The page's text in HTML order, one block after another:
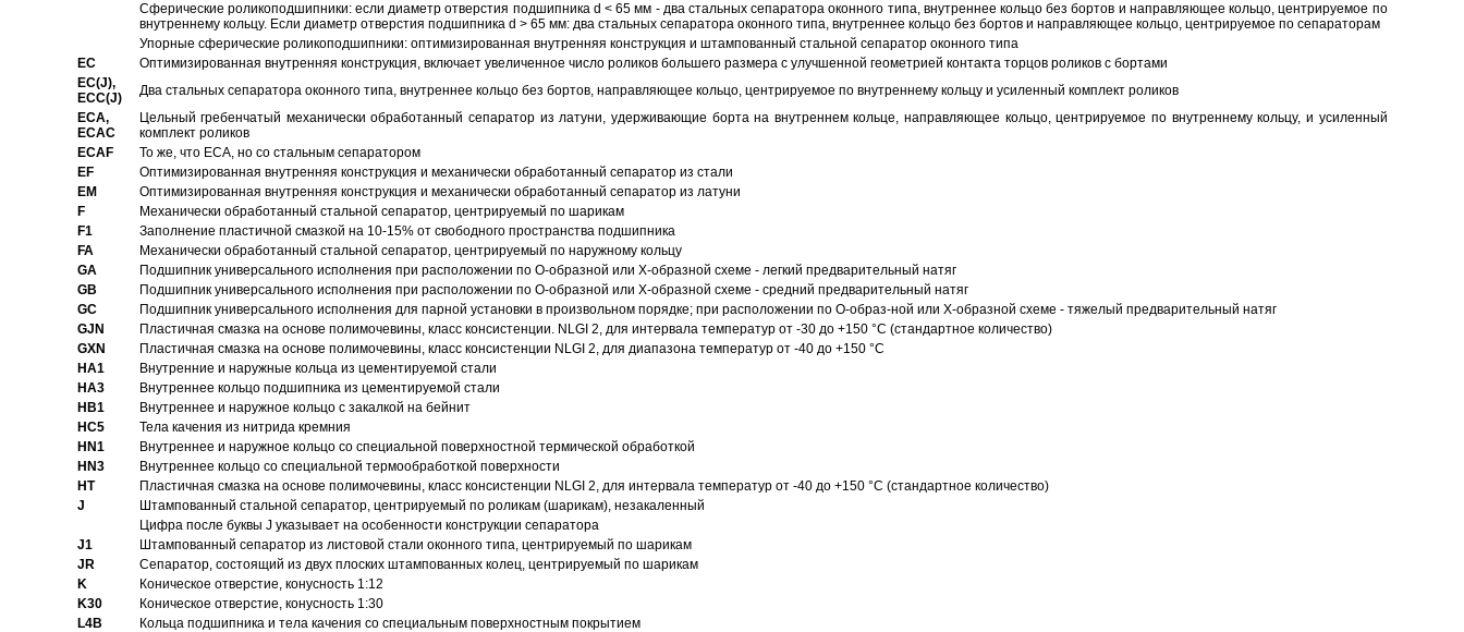
Сферические роликоподшипники: если диаметр отверстия подшипника d < 65 мм - два стальных сепаратора оконного типа, внутреннее кольцо без бортов и направляющее кольцо, центрируемое по
внутреннему кольцу. Если диаметр отверстия подшипника d > 65 мм: два стальных сепаратора оконного типа, внутреннее кольцо без бортов и направляющее кольцо, центрируемое по сепараторам
Упорные сферические роликоподшипники: оптимизированная внутренняя конструкция и штампованный стальной сепаратор оконного типа
EC
Oптимизированная внутренняя конструкция, включает увеличенное число роликов большего размера с улучшенной геометрией контакта торцов роликов с бортами
EC(J),
ECC(J)
Два стальных сепаратора оконного типа, внутреннее кольцо без бортов, направляющее кольцо, центрируемое по внутреннему кольцу и усиленный комплект роликов
ECA,
ECAC
Цельный гребенчатый механически обработанный сепаратор из латуни, удерживающие борта на внутреннем кольце, направляющее кольцо, центрируемое по внутреннему кольцу, и усиленный
комплект роликов
ECAF
То же, что ECA, но со стальным сепаратором
EF
Оптимизированная внутренняя конструкция и механически обработанный сепаратор из стали
EM
Оптимизированная внутренняя конструкция и механически обработанный сепаратор из латуни
F
Механически обработанный стальной сепаратор, центрируемый по шарикам
F1
Заполнение пластичной смазкой на 10-15% от свободного пространства подшипника
FA
Механически обработанный стальной сепаратор, центрируемый по наружному кольцу
GA
Подшипник универсального исполнения при расположении по О-образной или Х-образной схеме - легкий предварительный натяг
GB
Подшипник универсального исполнения при расположении по О-образной или Х-образной схеме - средний предварительный натяг
GC
Подшипник универсального исполнения для парной установки в произвольном порядке; при расположении по О-образ-ной или Х-образной схеме - тяжелый предварительный натяг
GJN
Пластичная смазка на основе полимочевины, класс консистенции. NLGI 2, для интервала температур от -30 до +150 °C (стандартное количество)
GXN
Пластичная смазка на основе полимочевины, класс консистенции NLGI 2, для диапазона температур от -40 до +150 °C
HA1
Внутренние и наружные кольца из цементируемой стали
HA3
Bнутреннее кольцо подшипника из цементируемой стали
HB1
Bнутреннее и наружное кольцо с закалкой на бейнит
HC5
Тела качения из нитрида кремния
HN1
Bнутреннее и наружное кольцо со специальной поверхностной термической обработкой
HN3
Внутреннее кольцо со специальной термообработкой поверхности
HT
Пластичная смазка на основе полимочевины, класс консистенции NLGI 2, для интервала температур от -40 до +150 °C (стандартное количество)
J
Штампованный стальной сепаратор, центрируемый по роликам (шарикам), незакаленный
Цифра после буквы J указывает на особенности конструкции сепаратора
J1
Штампованный сепаратор из листовой стали оконного типа, центрируемый по шарикам
JR
Сепаратор, состоящий из двух плоских штампованных колец, центрируемый по шарикам
K
Коническое отверстие, конусность 1:12
K30
Коническое отверстие, конусность 1:30
L4B
Кольца подшипника и тела качения со специальным поверхностным покрытием